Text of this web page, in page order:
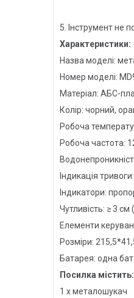
5. Інструмент не
Характеристики:
Назва моделі:
Номер моделі:
Матеріал: АБС-
Колір: чорний,
Робоча
Робоча частота:
Індикація
Індикатори:
Чутливість: ≥ 3
Елементи
Розміри:
Батарея: одна
Посилка містить:
1 х металошукач